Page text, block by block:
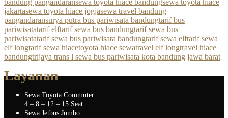
bandung pangandaransewa toyota hiace bandungsewa toyota hiace
jakartasewa toyota hiace jogjasewa travel bandung
pangandaransurya putra bus pariwisata bandungtarif bus
pariwisatatarif elftarif sewa bus bandungtarif sewa bus
pariwisatatarif sewa bus pariwisata bandungtarif sewa elftarif sewa
elf longtarif sewa hiacetoyota hiace sewatravel elf longtravel hiace
bandungtrijaya trans l sewa bus pariwisata kota bandung jawa barat
Layanan
Sewa Toyota Commuter
4 – 8 – 12 – 15 Seat
Sewa Jetbus Jumbo